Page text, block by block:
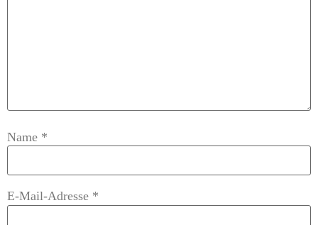
Name *
E-Mail-Adresse *